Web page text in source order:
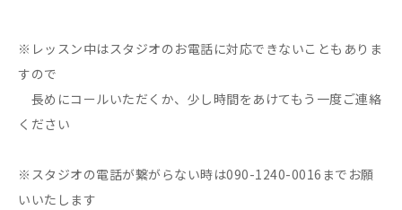
※レッスン中はスタジオのお電話に対応できないこともありま
すので
長めにコールいただくか、少し時間をあけてもう一度ご連絡
ください
※スタジオの電話が繋がらない時は090-1240-0016までお願
いいたします